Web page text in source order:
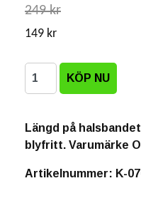
249 kr
149 kr
Längd på
blyfritt. Varumärke
Artikelnummer: K-